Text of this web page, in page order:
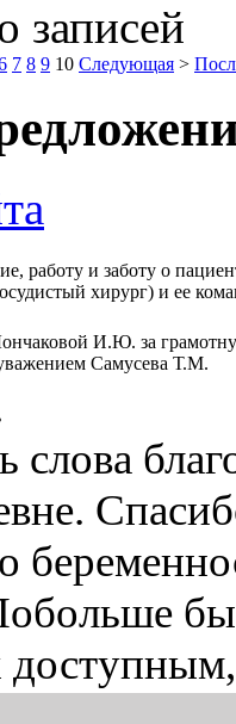
записей
7 8 9 10 Следующая >
работу и заботу о
хирург) и ее
И.Ю. за
Самусева Т.М.
слова